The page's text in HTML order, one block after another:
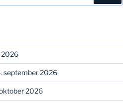
2026
september 2026
2026